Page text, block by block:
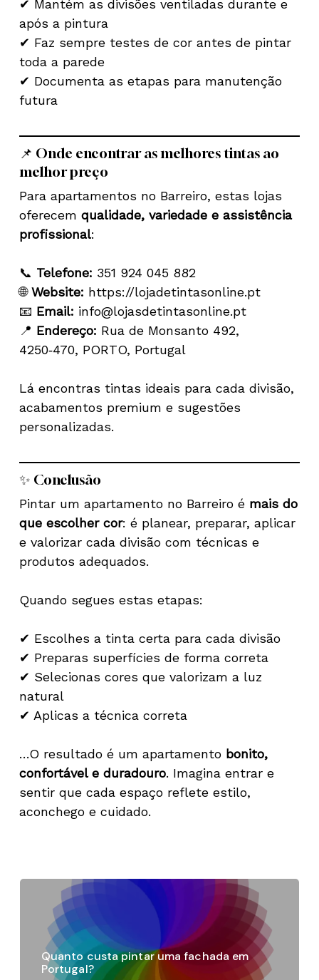
✔ Mantém as divisões ventiladas durante e
após a pintura
✔ Faz sempre testes de cor antes de pintar
toda a parede
✔ Documenta as etapas para manutenção
futura
📌 Onde encontrar as melhores tintas ao
melhor preço
Para apartamentos no Barreiro, estas lojas
oferecem qualidade, variedade e assistência
profissional:
📞 Telefone: 351 924 045 882
🌐Website: https://lojadetintasonline.pt
📧 Email: info@lojasdetintasonline.pt
📍 Endereço: Rua de Monsanto 492,
4250‑470, PORTO, Portugal
Lá encontras tintas ideais para cada divisão,
acabamentos premium e sugestões
personalizadas.
✨ Conclusão
Pintar um apartamento no Barreiro é mais do
que escolher cor: é planear, preparar, aplicar
e valorizar cada divisão com técnicas e
produtos adequados.
Quando segues estas etapas:
✔ Escolhes a tinta certa para cada divisão
✔ Preparas superfícies de forma correta
✔ Selecionas cores que valorizam a luz
natural
✔ Aplicas a técnica correta
…O resultado é um apartamento bonito,
confortável e duradouro. Imagina entrar e
sentir que cada espaço reflete estilo,
aconchego e cuidado.
Quanto custa pintar uma fachada em
Portugal?